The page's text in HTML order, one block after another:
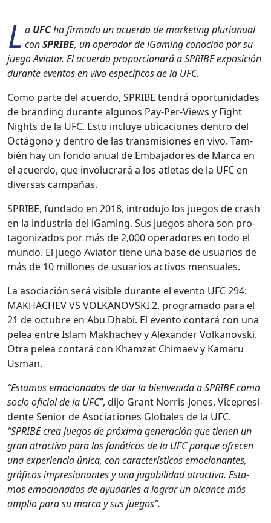
L a UFCha fir­ma­do un acuer­do de mar­ket­ing pluri­an­u­al
conSPRIBE, un oper­ador de iGam­ing cono­ci­do por su
juego Avi­a­tor. El acuer­do pro­por­cionará a SPRIBE exposi­ción
durante even­tos en vivo especí­fi­cos de la UFC.
Como parte del acuer­do, SPRIBE ten­drá opor­tu­nidades
de brand­ing durante algunos Pay-Per-Views y Fight
Nights de la UFC. Esto incluye ubi­ca­ciones den­tro del
Octá­gono y den­tro de las trans­mi­siones en vivo. Tam­
bién hay un fon­do anu­al de Emba­jadores de Mar­ca en
el acuer­do, que involu­crará a los atle­tas de la UFC en
diver­sas cam­pañas.
SPRIBE, fun­da­do en 2018, intro­du­jo los jue­gos de crash
en la indus­tria del iGam­ing. Sus jue­gos aho­ra son pro­
tag­on­i­za­dos por más de 2,000 oper­adores en todo el
mun­do. El juego Avi­a­tor tiene una base de usuar­ios de
más de 10 mil­lones de usuar­ios activos men­su­ales.
La aso­ciación será vis­i­ble durante el even­to UFC 294:
MAKHACHEV VS VOLKANOVSKI 2, pro­gra­ma­do para el
21 de octubre en Abu Dhabi. El even­to con­tará con una
pelea entre Islam Makhachev y Alexan­der Volka­novs­ki.
Otra pelea con­tará con Khamzat Chi­maev y Kamaru
Usman.
“Esta­mos emo­ciona­dos de dar la bien­veni­da a SPRIBE como
socio ofi­cial de la UFC”, dijo Grant Nor­ris-Jones, Vicepres­i­
dente Senior de Aso­cia­ciones Glob­ales de la UFC.
“SPRIBE crea jue­gos de próx­i­ma gen­eración que tienen un
gran atrac­ti­vo para los fanáti­cos de la UFC porque ofre­cen
una expe­ri­en­cia úni­ca, con car­ac­terís­ti­cas emo­cio­nantes,
grá­fi­cos impre­sio­n­antes y una juga­bil­i­dad atrac­ti­va. Esta­
mos emo­ciona­dos de ayu­dar­les a lograr un alcance más
amplio para su mar­ca y sus jue­gos”.